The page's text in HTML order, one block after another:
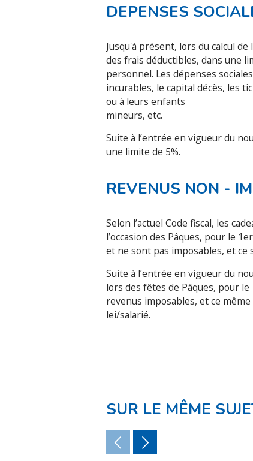
DEPENSES
Jusqu'à présent, lors du calcul
des frais déductibles, dans une
personnel. Les dépenses
incurables, le capital décès, les
ou à leurs enfants
mineurs, etc.
Suite à l’entrée en vigueur du
une limite de 5%.
REVENUS NON -
Selon l’actuel Code fiscal, les
l’occasion des Pâques, pour le
et ne sont pas imposables, et ce
Suite à l’entrée en vigueur du
lors des fêtes de Pâques, pour
revenus imposables, et ce
lei/salarié.
SUR LE MÊME